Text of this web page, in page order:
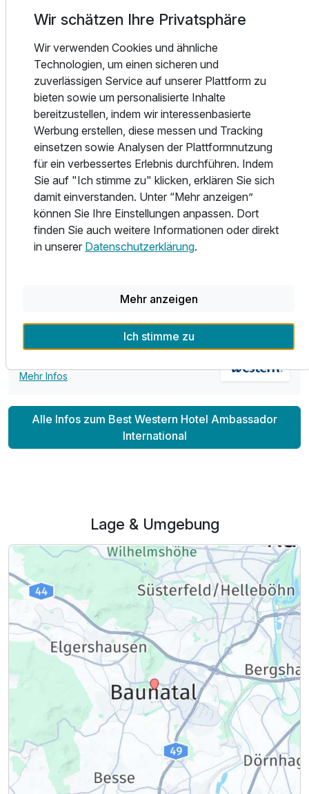
Ausstattung
Zusatznächte
Für 3 Tage p.P. ab199,00 €
1 Erwachsenen und 1 Kind
Ausstattung
Für 3 Tage p.P. ab214,00 €
Familienzimmer
2 Erwachsene und 2 Kinder
Wilhelmshöhe, welches die permanente Ausstellung "Alter
Meister" beherbergt. Betrachten Sie den Herkules, das
Wahrzeichen Kassels vom Park oder fahren Sie direkt zu
diesem Monument und genießen Sie die Aussicht auf
Kassel und die Löwenburg beim Durchlaufen des Bergpark.
Tipp für Radler: Im näheren Umfeld befinden sich die
nordhessischen Fachwerkstädte. Diese sind z.B. Fritzlar
und Melsungen in Nordhessen oder
Hann.-Münden im nahe gelegenen Niedersachsen. Zu
erreichen über die Radwege Fulda und Eder die in der Nähe
des Hotels sind. Rückfahrt von Melsungen oder Hann.
Münden ist auch mit der Bahn möglich.
Herzlich Willkommen im Best Western Hotel Ambassador
Teil der Kette
Best Western Hotels
Mehr Infos
Alle Infos zum Best Western Hotel Ambassador
International
Lage & Umgebung
Wir schätzen Ihre Privatsphäre
Wir verwenden Cookies und ähnliche
Technologien, um einen sicheren und
zuverlässigen Service auf unserer Plattform zu
bieten sowie um personalisierte Inhalte
bereitzustellen, indem wir interessenbasierte
Werbung erstellen, diese messen und Tracking
einsetzen sowie Analysen der Plattformnutzung
für ein verbessertes Erlebnis durchführen. Indem
Sie auf "Ich stimme zu" klicken, erklären Sie sich
damit einverstanden. Unter “Mehr anzeigen”
können Sie Ihre Einstellungen anpassen. Dort
finden Sie auch weitere Informationen oder direkt
in unserer Datenschutzerklärung.
Mehr anzeigen
Ich stimme zu